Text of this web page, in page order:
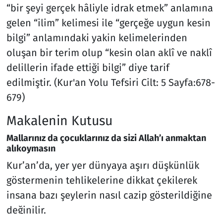
“bir şeyi gerçek hâliyle idrak etmek” anlamına
gelen “ilim” kelimesi ile “gerçeğe uygun kesin
bilgi” anlamındaki yakin kelimelerinden
oluşan bir terim olup “kesin olan aklî ve naklî
delillerin ifade ettiği bilgi” diye tarif
edilmiştir. (Kur'an Yolu Tefsiri Cilt: 5 Sayfa:678-
679)
Makalenin Kutusu
Mallarınız da çocuklarınız da sizi Allah’ı anmaktan
alıkoymasın
Kur’an’da, yer yer dünyaya aşırı düşkünlük
göstermenin tehlikelerine dikkat çekilerek
insana bazı şeylerin nasıl cazip gösterildiğine
değinilir.